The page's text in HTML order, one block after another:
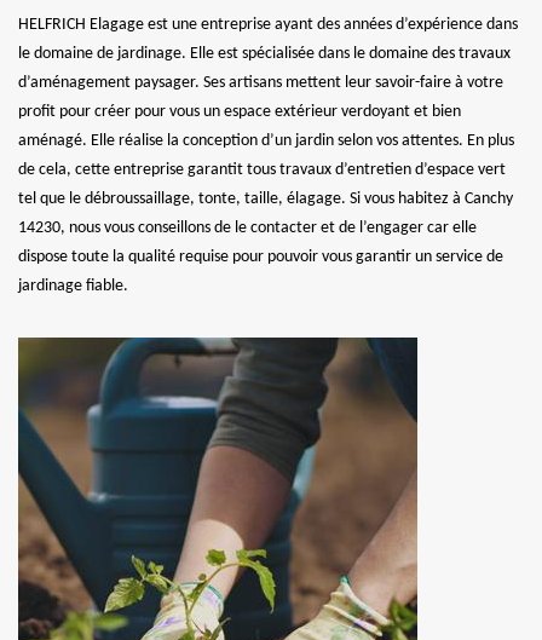
HELFRICH Elagage est une entreprise ayant des années d’expérience dans
le domaine de jardinage. Elle est spécialisée dans le domaine des travaux
d’aménagement paysager. Ses artisans mettent leur savoir-faire à votre
profit pour créer pour vous un espace extérieur verdoyant et bien
aménagé. Elle réalise la conception d’un jardin selon vos attentes. En plus
de cela, cette entreprise garantit tous travaux d’entretien d’espace vert
tel que le débroussaillage, tonte, taille, élagage. Si vous habitez à Canchy
14230, nous vous conseillons de le contacter et de l’engager car elle
dispose toute la qualité requise pour pouvoir vous garantir un service de
jardinage fiable.